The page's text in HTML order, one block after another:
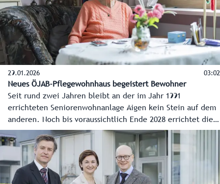
Zentrale der Integrative Betriebe Salzburg GmbH (GWS) in
der Stadt Salzburg (Warwitzstraße) besucht.
29.01.2026 03:02
Neues ÖJAB-Pflegewohnhaus begeistert Bewohner
Seit rund zwei Jahren bleibt an der im Jahr 1991
errichteten Seniorenwohnanlage Aigen kein Stein auf dem
anderen. Noch bis voraussichtlich Ende 2028 errichtet die
Österreichische Jungarbeiterbewegung (ÖJAB) im Süden
der Landeshauptstadt eines der modernsten
Pflegewohnhäuser im Bundesland mit fast 150 Plätzen.
Kürzlich sind 58 Bewohnerinnen und Bewohner in den
Neubau gezogen - eine davon ist die 103-Jährige Elfriede